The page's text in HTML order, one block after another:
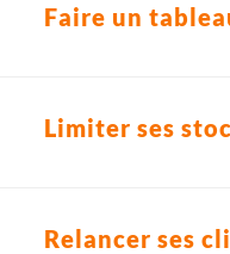
Faire un
Limiter ses
Relancer ses